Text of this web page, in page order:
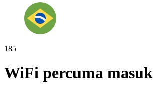
185
WiFi percuma masuk